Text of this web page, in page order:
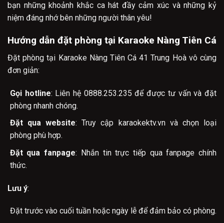
bạn những khoảnh khắc ca hát đầy cảm xúc và những kỷ
niệm đáng nhớ bên những người thân yêu!
Hướng dẫn đặt phòng tại Karaoke Nàng Tiên Cá
Đặt phòng tại Karaoke Nàng Tiên Cá 41 Trung Hoà vô cùng
đơn giản:
Gọi hotline: Liên hệ 0888.253.235 để được tư vấn và đặt
phòng nhanh chóng.
Đặt qua website: Truy cập karaokektv.vn và chọn loại
phòng phù hợp.
Đặt qua fanpage: Nhắn tin trực tiếp qua fanpage chính
thức.
Lưu ý:
Đặt trước vào cuối tuần hoặc ngày lễ để đảm bảo có phòng.